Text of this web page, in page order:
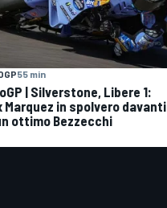
55 min
| Silverstone, Libere 1:
Marquez in spolvero davanti
ottimo Bezzecchi